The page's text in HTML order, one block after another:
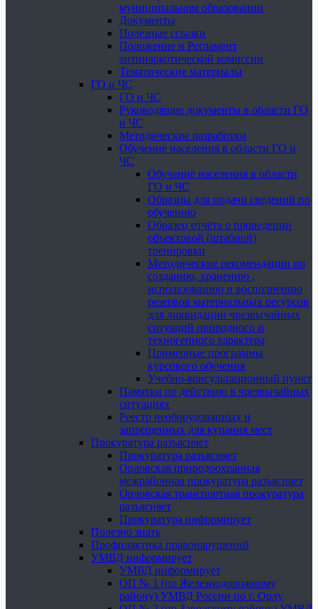
муниципальном образовании
Документы
Полезные ссылки
Положение и Регламент
антинаркотической комиссии
Тематические материалы
ГО и ЧС
ГО и ЧС
Руководящие документы в области ГО
и ЧС
Методические разработки
Обучение населения в области ГО и
ЧС
Обучение населения в области
ГО и ЧС
Образцы для подачи сведений по
обучению
Образец отчёта о проведении
объектовой (штабной)
тренировки
Методические рекомендации по
созданию, хранению ,
использованию и восполнению
резервов материальных ресурсов
для ликвидации чрезвычайных
ситуаций природного и
техногенного характера
Примерные программы
курсового обучения
Учебно-консультационный пункт
Памятки по действию в чрезвычайных
ситуациях
Реестр необорудованных и
запрещенных для купания мест
Прокуратура разъясняет
Прокуратура разъясняет
Орловская природоохранная
межрайонная прокуратура разъясняет
Орловская транспортная прокуратура
разъясняет
Прокуратура информирует
Полезно знать
Профилактика правонарушений
УМВД информирует
УМВД информирует
ОП № 1 (по Железнодорожному
району) УМВД России по г. Орлу